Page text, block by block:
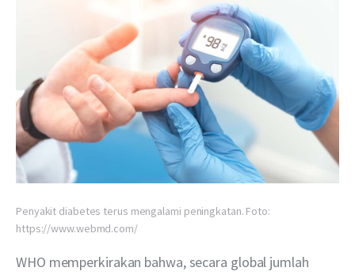
Penyakit diabetes terus mengalami peningkatan. Foto:
https://www.webmd.com/
WHO memperkirakan bahwa, secara global jumlah